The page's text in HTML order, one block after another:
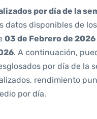
por día de la
datos disponibles de
03 de Febrero de 2026
. A continuación,
por día de la
rendimiento
por día.